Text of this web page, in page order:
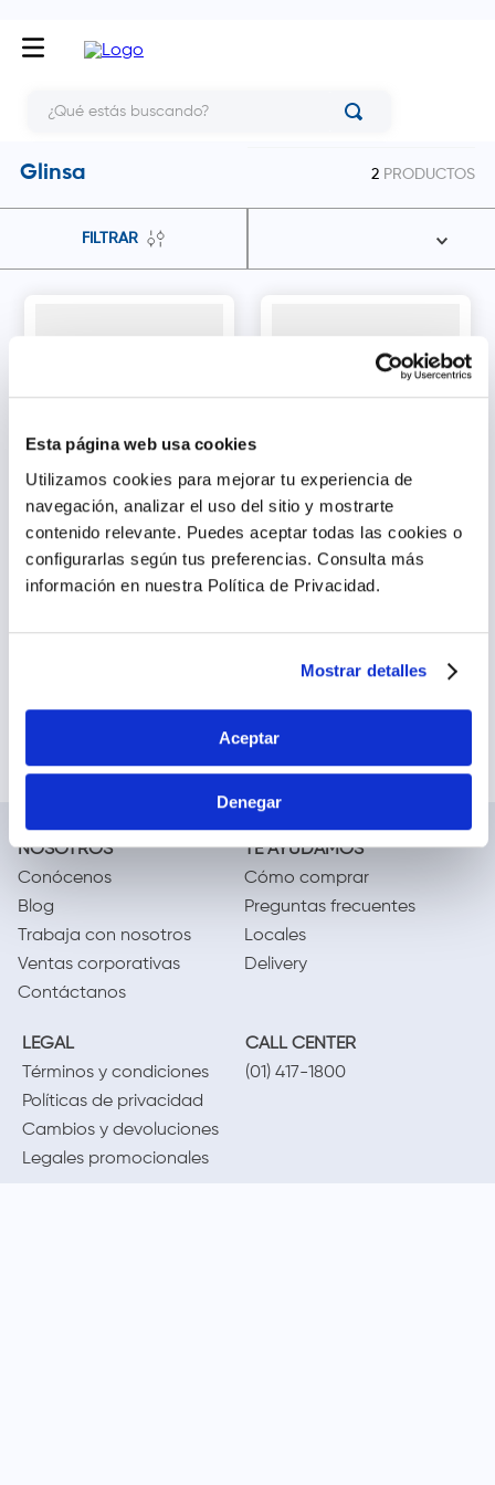
Esta página web usa cookies
Utilizamos cookies para mejorar tu experiencia de
navegación, analizar el uso del sitio y mostrarte
contenido relevante. Puedes aceptar todas las cookies o
configurarlas según tus preferencias. Consulta más
información en nuestra Política de Privacidad.
Mostrar detalles
Aceptar
Denegar
Glinsa 2 PRODUCTOS
FILTRAR
FL Medias Elásticas hasta
la Rodilla 08 12 mmHg Talla
M - Caja 1 par
FL Medias de Soporte para
Várices para Caballero 10
20 mmhg Talla XL - Caja 1
par
NOSOTROS
Conócenos
Blog
Trabaja con nosotros
Ventas corporativas
Contáctanos
TE AYUDAMOS
Cómo comprar
Preguntas frecuentes
Locales
Delivery
LEGAL
Términos y condiciones
Políticas de privacidad
Cambios y devoluciones
Legales promocionales
CALL CENTER
(01) 417-1800